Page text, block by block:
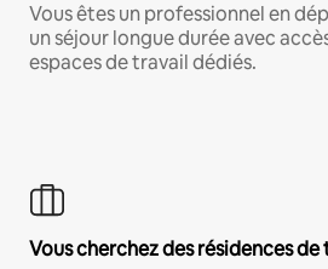
Vous êtes un professionnel en
un séjour longue durée avec
espaces de travail dédiés.
Vous cherchez des résidences de